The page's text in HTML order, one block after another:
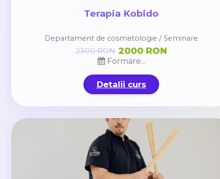
Terapia Kobido
Departament de cosmetologie / Seminare
Formare...
2300 RON 2000 RON
Detalii curs